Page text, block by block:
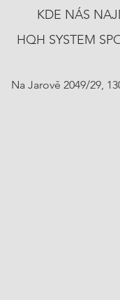
KDE NÁS
HQH SYSTEM
Na Jarově 2049/29,